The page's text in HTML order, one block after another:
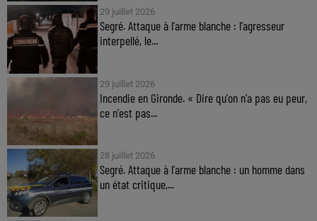
29 juillet 2026
Segré. Attaque à l'arme blanche : l'agresseur
interpellé, le...
29 juillet 2026
Incendie en Gironde. « Dire qu'on n'a pas eu peur,
ce n'est pas...
28 juillet 2026
Segré. Attaque à l'arme blanche : un homme dans
un état critique,...